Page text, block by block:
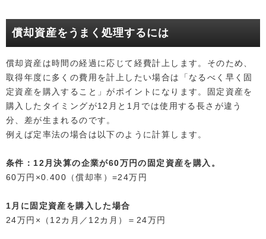
償却資産をうまく処理するには
償却資産は時間の経過に応じて経費計上します。そのため、
取得年度に多くの費用を計上したい場合は「なるべく早く固
定資産を購入すること」がポイントになります。固定資産を
購入したタイミングが12月と1月では使用する長さが違う
分、差が生まれるのです。
例えば定率法の場合は以下のように計算します。
条件：12月決算の企業が60万円の固定資産を購入。
60万円×0.400（償却率）=24万円
1月に固定資産を購入した場合
24万円×（12カ月／12カ月）＝24万円